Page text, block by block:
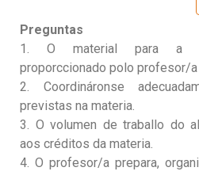
Preguntas
1. O material para a
proporccionado polo profesor/
2. Coordináronse
previstas na materia.
3. O volumen de traballo do
aos créditos da materia.
4. O profesor/a prepara,